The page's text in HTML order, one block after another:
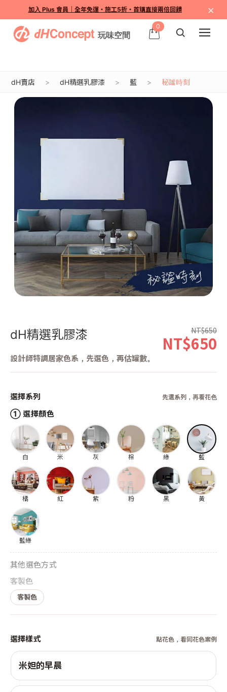
加入 Plus 會員｜全年免運・施工5折・首購直接兩倍回饋 ×
0
dH賣店 dH精選乳膠漆 藍 秘謐時刻
dH精選乳膠漆
設計師特調居家色系，先選色，再估罐數。
NT$650
NT$650
選擇系列 先選系列，再看花色
① 選擇顏色
白 米 灰 棕 綠 藍
橘 紅 紫 粉 黑 黃
藍綠
其他選色方式
客製色
客製色
選擇樣式 點花色，看同花色案例
米妲的早晨